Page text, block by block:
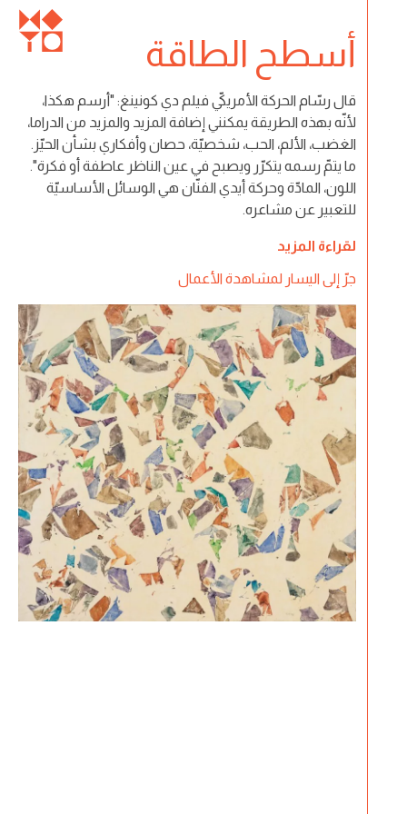
أسطح الطاقة
قال رسّام الحركة الأمريكيّ فيلم دي كونينغ: "أرسم هكذا،
لأنّه بهذه الطريقة يمكنني إضافة المزيد والمزيد من الدراما،
الغضب، الألم، الحب، شخصيّة، حصان وأفكاري بشأن الحيّز.
ما يتمّ رسمه يتكرّر ويصبح في عين الناظر عاطفة أو فكرة".
اللون، المادّة وحركة أيدي الفنّان هي الوسائل الأساسيّة
للتعبير عن مشاعره.
لقراءة المزيد
جرّ إلى اليسار لمشاهدة الأعمال